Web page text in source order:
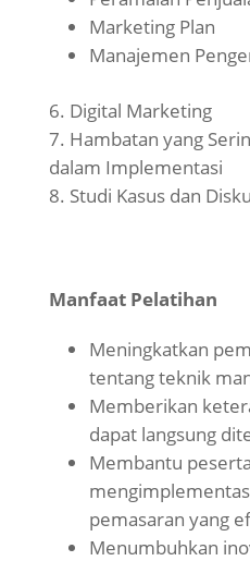
Marketing Plan
Manajemen
Digital Marketing
Hambatan yang
dalam Implementasi
Studi Kasus dan
Manfaat Pelatihan
Meningkatkan
tentang teknik
Memberikan
dapat langsung
Membantu
pemasaran yang
Menumbuhkan